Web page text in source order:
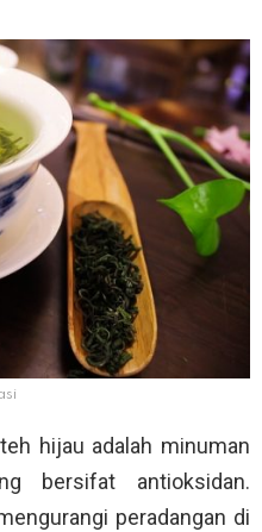
hijau adalah minuman
bersifat antioksidan.
peradangan di